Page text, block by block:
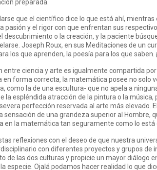
preparada.
que el científico dice lo que está ahí,
pasión y el rigor con que enfrentan sus
descubrimiento o la creación, y la paciente
Joseph Roux, en sus Meditaciones de un
los que aprenden, la poesía para los que
entre ciencia y arte es igualmente compartida
en forma correcta, la matemática posee no solo
como la de una escultura- que no apela a
la espléndida atracción de la pintura o la
perfección reservada al arte más elevado.
sensación de una grandeza superior al Hombre,
en la matemática tan seguramente como lo está
reflexiones con el deseo de que nuestra
con diferentes proyectos y grupos de
de las dos culturas y propicie un mayor diálogo
especie. Ojalá podamos hacer realidad lo que